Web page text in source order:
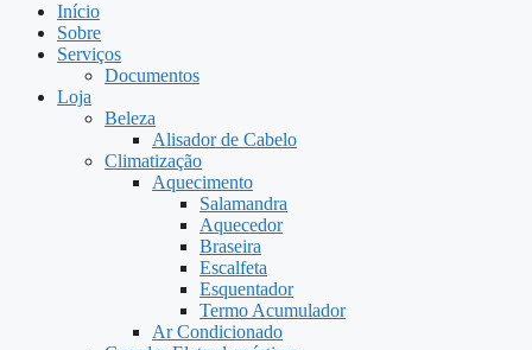
Início
Sobre
Serviços
Documentos
Loja
Beleza
Alisador de Cabelo
Climatização
Aquecimento
Salamandra
Aquecedor
Braseira
Escalfeta
Esquentador
Termo Acumulador
Ar Condicionado